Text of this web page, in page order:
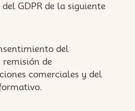
GDPR de la siguiente
del
remisión de
comerciales y del